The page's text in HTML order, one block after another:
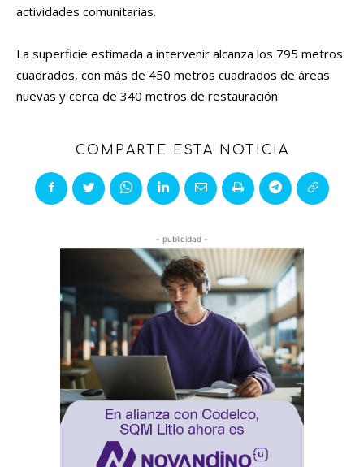
actividades comunitarias.
La superficie estimada a intervenir alcanza los 795 metros
cuadrados, con más de 450 metros cuadrados de áreas
nuevas y cerca de 340 metros de restauración.
COMPARTE ESTA NOTICIA
- publicidad -